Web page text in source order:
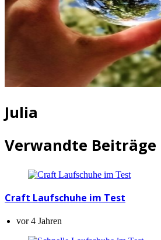
Julia
Verwandte Beiträge
Craft Laufschuhe im Test
vor 4 Jahren